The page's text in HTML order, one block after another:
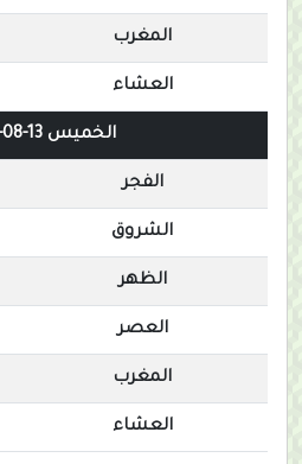
المغرب
العشاء
الخميس 13-08-2026
الفجر
الشروق
الظهر
العصر
المغرب
العشاء